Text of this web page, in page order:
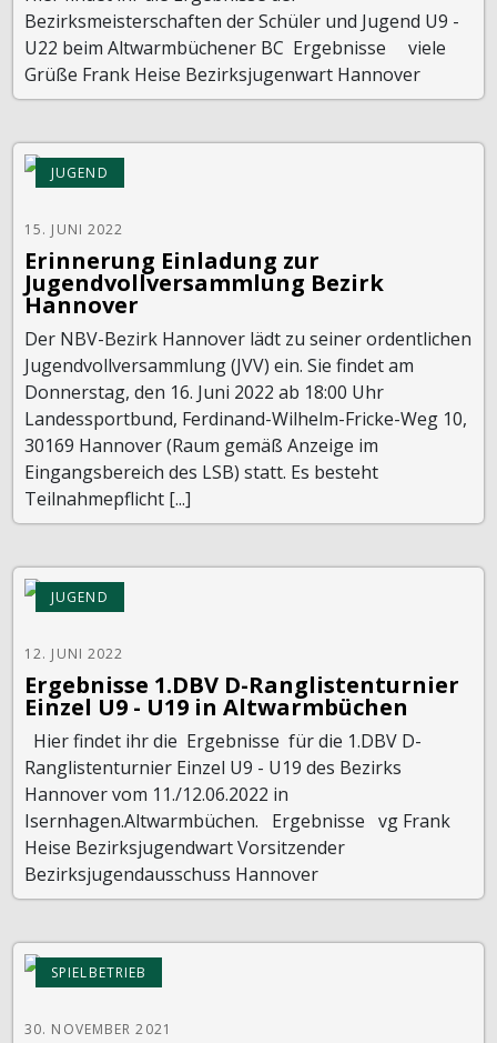
Bezirksmeisterschaften der Schüler und Jugend U9 -
U22 beim Altwarmbüchener BC Ergebnisse viele
Grüße Frank Heise Bezirksjugenwart Hannover
JUGEND
15. JUNI 2022
Erinnerung Einladung zur
Jugendvollversammlung Bezirk
Hannover
Der NBV-Bezirk Hannover lädt zu seiner ordentlichen
Jugendvollversammlung (JVV) ein. Sie findet am
Donnerstag, den 16. Juni 2022 ab 18:00 Uhr
Landessportbund, Ferdinand-Wilhelm-Fricke-Weg 10,
30169 Hannover (Raum gemäß Anzeige im
Eingangsbereich des LSB) statt. Es besteht
Teilnahmepflicht [...]
JUGEND
12. JUNI 2022
Ergebnisse 1.DBV D-Ranglistenturnier
Einzel U9 - U19 in Altwarmbüchen
Hier findet ihr die Ergebnisse für die 1.DBV D-
Ranglistenturnier Einzel U9 - U19 des Bezirks
Hannover vom 11./12.06.2022 in
Isernhagen.Altwarmbüchen. Ergebnisse vg Frank
Heise Bezirksjugendwart Vorsitzender
Bezirksjugendausschuss Hannover
SPIELBETRIEB
30. NOVEMBER 2021